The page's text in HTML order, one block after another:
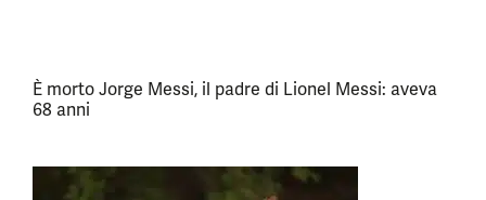
È morto Jorge Messi, il padre di Lionel Messi: aveva
68 anni